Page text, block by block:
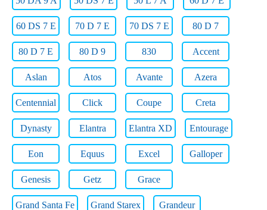
60 DS 7 E 70 D 7 E 70 DS 7 E 80 D 7
80 D 7 E 80 D 9 830 Accent
Aslan Atos Avante Azera
Centennial Click Coupe Creta
Dynasty Elantra Elantra XD Entourage
Eon Equus Excel Galloper
Genesis Getz Grace
Grand Santa Fe Grand Starex Grandeur